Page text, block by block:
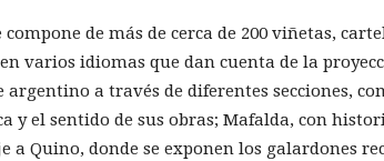
compone de más de cerca de 200 viñetas,
varios idiomas que dan cuenta de la
a través de diferentes secciones,
y el sentido de sus obras; Mafalda, con
a Quino, donde se exponen los galardones